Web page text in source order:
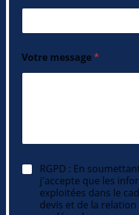
Votre message*
R
RGPD : En
j'accepte que les
exploitées dans le
devis et de la